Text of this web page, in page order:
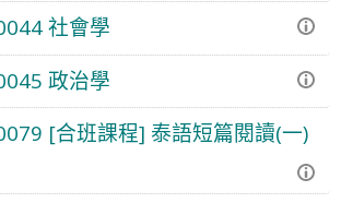
社會學
政治學
[合班課程] 泰語短篇閱讀(一)